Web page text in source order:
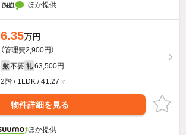
ほか提供
6.35万円
（管理費2,900円）
敷 不要 礼 63,500円
2階 / 1LDK / 41.27㎡
物件詳細を見る
ほか提供